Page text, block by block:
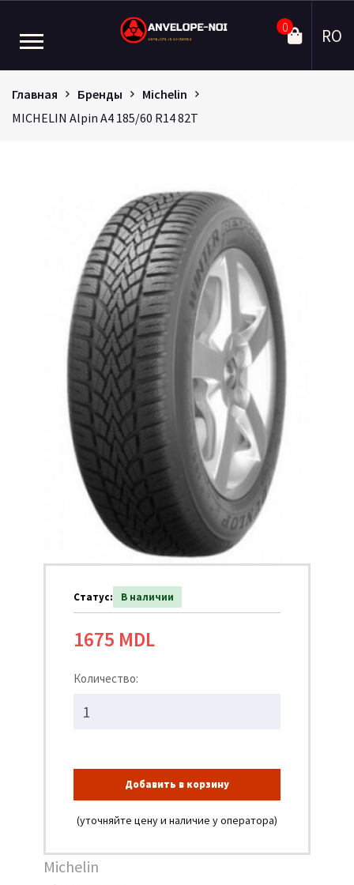
0 RO
Главная Бренды
Michelin
MICHELIN Alpin A4 185/60 R14 82T
Michelin
Статус: В наличии
1675 MDL
Количество:
Добавить в корзину
(уточняйте цену и наличие у оператора)